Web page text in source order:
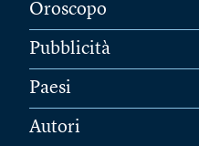
Oroscopo
Pubblicità
Paesi
Autori